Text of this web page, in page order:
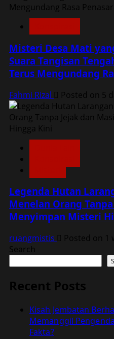
Misteri Desa Mati
Suara Tangisan
Terus Mengundang
Fahmi Rizal Posted on 5
Legenda Hutan
Menelan Orang
Menyimpan Misteri
ruangmistis
Posted on 1
Search
Recent Posts
Kisah Jembatan
Memanggil
Fakta?